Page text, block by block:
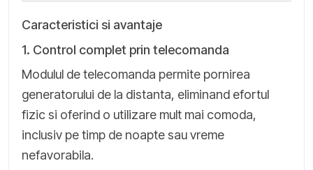
Caracteristici si avantaje
1. Control complet prin telecomanda
Modulul de telecomanda permite pornirea
generatorului de la distanta, eliminand efortul
fizic si oferind o utilizare mult mai comoda,
inclusiv pe timp de noapte sau vreme
nefavorabila.